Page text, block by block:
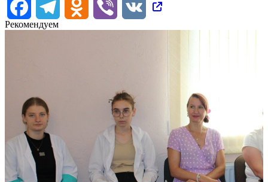
FacebookTelegram Odnoklassniki
Viber
VK
Рекомендуем